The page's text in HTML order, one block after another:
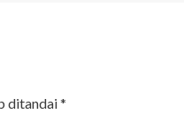
ditandai*